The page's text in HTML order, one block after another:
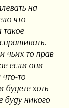
на
что
такое
чьих то прав
если они
то
будете хоть
буду никого